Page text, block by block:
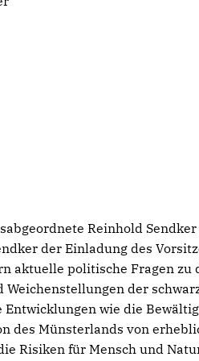
Reinhold
der Einladung des
aktuelle politische Fragen zu
der
wie die
des Münsterlands von
Risiken für Mensch und